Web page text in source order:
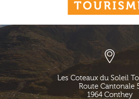
Les Coteaux du Soleil
Route Cantonale
1964 Conthey